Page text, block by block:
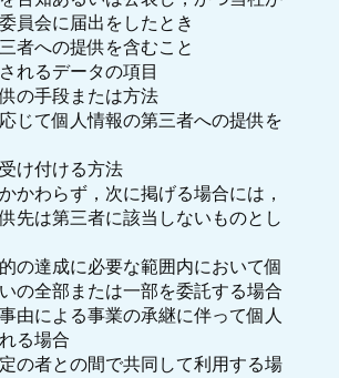
員会に届出をしたとき
者への提供を含むこと
れるデータの項目
の手段または方法
じて個人情報の第三者への提供を
け付ける方法
かわらず，次に掲げる場合には，
先は第三者に該当しないものとし
の達成に必要な範囲内において個
の全部または一部を委託する場合
由による事業の承継に伴って個人
る場合
の者との間で共同して利用する場